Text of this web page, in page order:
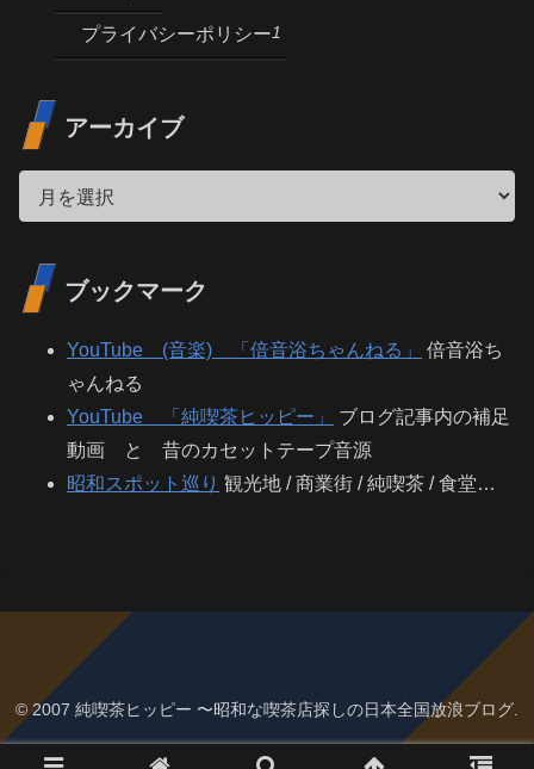
プライバシーポリシー1
アーカイブ
ブックマーク
YouTube (音楽) 「倍音浴ちゃんねる」
倍音浴ち
ゃんねる
YouTube 「純喫茶ヒッピー」
ブログ記事内の補足
動画 と 昔のカセットテープ音源
昭和スポット巡り 観光地 / 商業街 / 純喫茶 / 食堂…
© 2007 純喫茶ヒッピー 〜昭和な喫茶店探しの日本全国放浪ブログ.